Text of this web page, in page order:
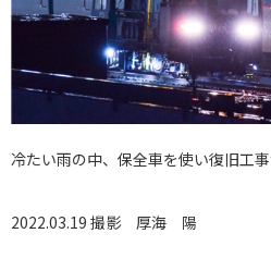
冷たい雨の中、保全車を使い復旧工
2022.03.19 撮影 厚海 陽